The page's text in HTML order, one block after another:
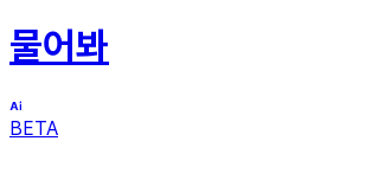
물어봐
BETA